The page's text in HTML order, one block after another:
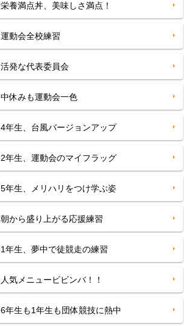
養満点丼、美味しさ満点！
動会全校練習
発な代表委員会
休みも運動会一色
年生、台風バージョンアップ
年生、運動会のマイフラッグ
年生、メリハリをつけ学ぶ姿
から盛り上がる応援練習
年生、夢中で徒競走の練習
気メニュービビンバ！！
年生も1年生も団体競技に熱中